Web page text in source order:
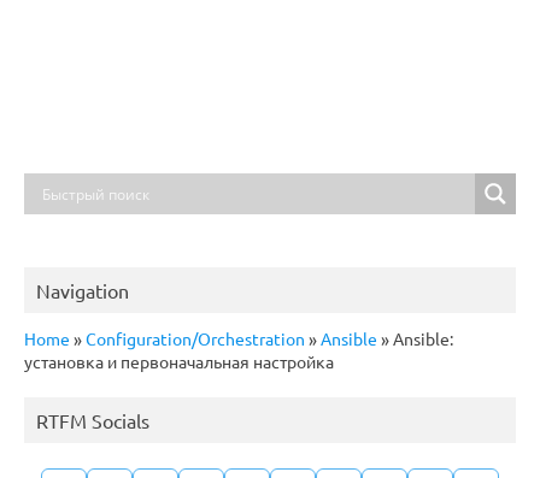
Navigation
Home »Configuration/Orchestration »Ansible »Ansible:
установка и первоначальная настройка
RTFM Socials